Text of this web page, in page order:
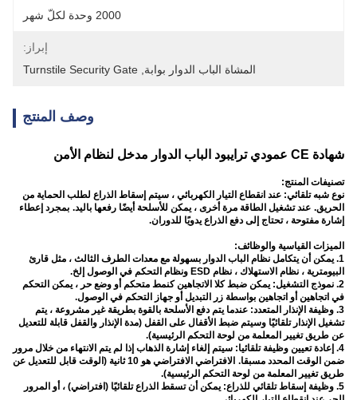
2000 وحدة لكلّ شهر
إبراز:
المشاة الباب الدوار بوابة Turnstile Security Gate
وصف المنتج
شهادة CE عمودي ترايبود الباب الدوار مدخل لنظام الأمن
تصنيفات المنتج:
نوع شبه تلقائي: عند انقطاع التيار الكهربائي ، سيتم إسقاط الذراع لطلب الحماية من
الحريق. عند تشغيل الطاقة مرة أخرى ، يمكن للأسلحة أيضًا رفعها باليد. بمجرد إعطاء
إشارة مفتوحة ، تحتاج إلى دفع الذراع يدويًا للدوران.
الميزات القياسية والوظائف:
1. يمكن أن يتكامل نظام الباب الدوار بسهولة مع معدات الطرف الثالث ، مثل قارئ
البيومترية ، نظام الاستهلاك ، نظام ESD ونظام التحكم في الوصول إلخ.
2. نموذج التشغيل: يمكن ضبط كلا الاتجاهين كنمط متحكم أو وضع حر ، يمكن التحكم
في اتجاهين أو اتجاهين بواسطة زر التبديل أو جهاز التحكم في الوصول.
3. وظيفة الإنذار المتعدد: عندما يتم دفع الأسلحة بالقوة بطريقة غير مشروعة ، يتم
تشغيل الإنذار تلقائيًا وسيتم ضبط الأقفال على القفل (مدة الإنذار والقفل قابلة للتعديل
عن طريق تغيير المعلمة من لوحة التحكم الرئيسية).
4. إعادة تعيين وظيفة تلقائيا: سيتم إلغاء إشارة الذهاب إذا لم يتم الانتهاء من خلال مرور
ضمن الوقت المحدد مسبقا.
الافتراضي الافتراضي هو 10 ثانية (الوقت قابل للتعديل عن
طريق تغيير المعلمة من لوحة التحكم الرئيسية).
5. وظيفة إسقاط تلقائي للذراع: يمكن أن تسقط الذراع تلقائيًا (افتراضي) ، أو المرور